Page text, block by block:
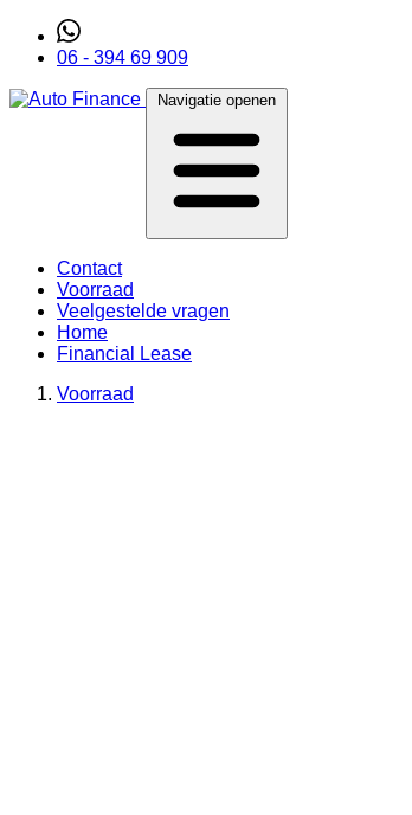
06 - 394 69 909
Navigatie openen
Contact
Voorraad
Veelgestelde vragen
Home
Financial Lease
Voorraad